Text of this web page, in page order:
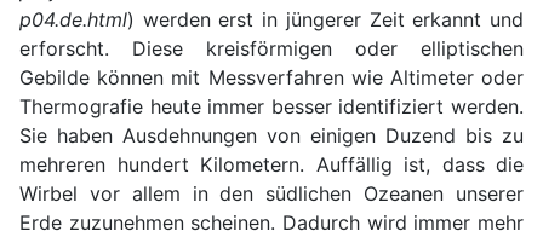
p04.de.html) werden erst in jüngerer Zeit erkannt und
erforscht. Diese kreisförmigen oder elliptischen
Gebilde können mit Messverfahren wie Altimeter oder
Thermografie heute immer besser identifiziert werden.
Sie haben Ausdehnungen von einigen Duzend bis zu
mehreren hundert Kilometern. Auffällig ist, dass die
Wirbel vor allem in den südlichen Ozeanen unserer
Erde zuzunehmen scheinen. Dadurch wird immer mehr